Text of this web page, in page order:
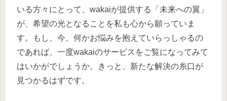
いる方々にとって、wakaiが提供する「未来への翼」
が、希望の光となることを私も心から願っていま
す。もし、今、何かお悩みを抱えていらっしゃるの
であれば、一度wakaiのサービスをご覧になってみて
はいかがでしょうか。きっと、新たな解決の糸口が
見つかるはずです。